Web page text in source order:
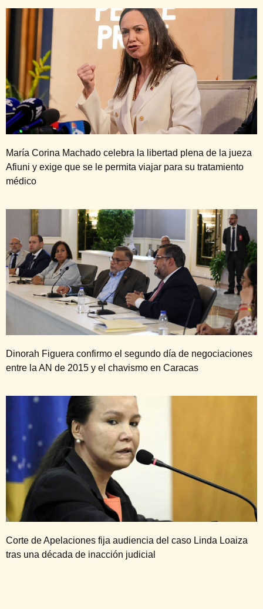
María Corina Machado celebra la libertad plena de la jueza
Afiuni y exige que se le permita viajar para su tratamiento
médico
Dinorah Figuera confirmo el segundo día de negociaciones
entre la AN de 2015 y el chavismo en Caracas
Corte de Apelaciones fija audiencia del caso Linda Loaiza
tras una década de inacción judicial